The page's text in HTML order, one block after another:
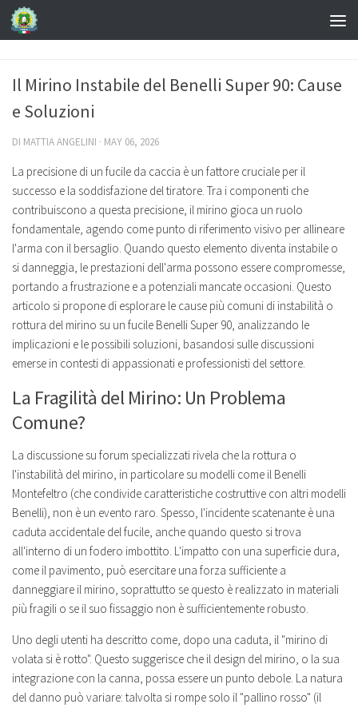
Il Mirino Instabile del Benelli Super 90: Cause
e Soluzioni
DI MATTIA ANGELINI · MAY 06, 2026
La precisione di un fucile da caccia è un fattore cruciale per il
successo e la soddisfazione del tiratore. Tra i componenti che
contribuiscono a questa precisione, il mirino gioca un ruolo
fondamentale, agendo come punto di riferimento visivo per allineare
l'arma con il bersaglio. Quando questo elemento diventa instabile o
si danneggia, le prestazioni dell'arma possono essere compromesse,
portando a frustrazione e a potenziali mancate occasioni. Questo
articolo si propone di esplorare le cause più comuni di instabilità o
rottura del mirino su un fucile Benelli Super 90, analizzando le
implicazioni e le possibili soluzioni, basandosi sulle discussioni
emerse in contesti di appassionati e professionisti del settore.
La Fragilità del Mirino: Un Problema
Comune?
La discussione su forum specializzati rivela che la rottura o
l'instabilità del mirino, in particolare su modelli come il Benelli
Montefeltro (che condivide caratteristiche costruttive con altri modelli
Benelli), non è un evento raro. Spesso, l'incidente scatenante è una
caduta accidentale del fucile, anche quando questo si trova
all'interno di un fodero imbottito. L'impatto con una superficie dura,
come il pavimento, può esercitare una forza sufficiente a
danneggiare il mirino, soprattutto se questo è realizzato in materiali
più fragili o se il suo fissaggio non è sufficientemente robusto.
Uno degli utenti ha descritto come, dopo una caduta, il "mirino di
volata si è rotto". Questo suggerisce che il design del mirino, o la sua
integrazione con la canna, possa essere un punto debole. La natura
del danno può variare: talvolta si rompe solo il "pallino rosso" (il